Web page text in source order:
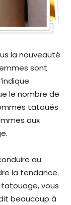
la nouveauté
sont
le nombre de
tatoués
aux
au
la tendance.
vous
beaucoup à